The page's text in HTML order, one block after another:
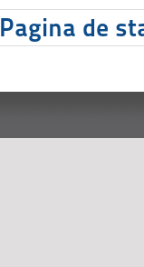
Pagina de